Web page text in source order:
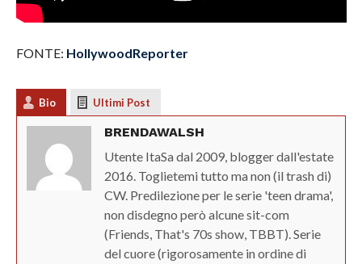
FONTE: HollywoodReporter
Bio Ultimi Post
BRENDAWALSH
Utente ItaSa dal 2009, blogger dall'estate
2016. Toglietemi tutto ma non (il trash di)
CW. Predilezione per le serie 'teen drama',
non disdegno però alcune sit-com
(Friends, That's 70s show, TBBT). Serie
del cuore (rigorosamente in ordine di